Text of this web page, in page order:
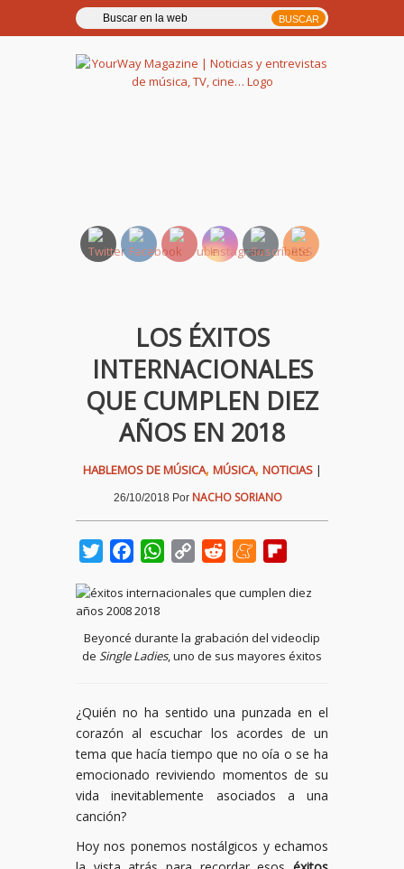
LOS ÉXITOS
INTERNACIONALES
QUE CUMPLEN DIEZ
AÑOS EN 2018
HABLEMOS DE MÚSICA, MÚSICA, NOTICIAS|
26/10/2018 Por NACHO SORIANO
TwitterFacebookWhatsApp
Copy
Reddit Meneame
Beyoncé durante la grabación del videoclip
de Single Ladies, uno de sus mayores éxitos
¿Quién no ha sentido una punzada en el
corazón al escuchar los acordes de un
tema que hacía tiempo que no oía o se ha
emocionado reviviendo momentos de su
vida inevitablemente asociados a una
canción?
Hoy nos ponemos nostálgicos y echamos